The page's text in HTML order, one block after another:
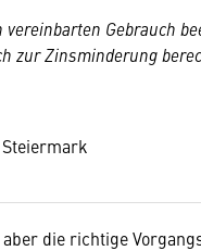
vereinbarten Gebrauch
zur Zinsminderung
die richtige